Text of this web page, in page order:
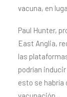
vacuna, en
Paul Hunter,
East Anglia,
las
podrían
esto se